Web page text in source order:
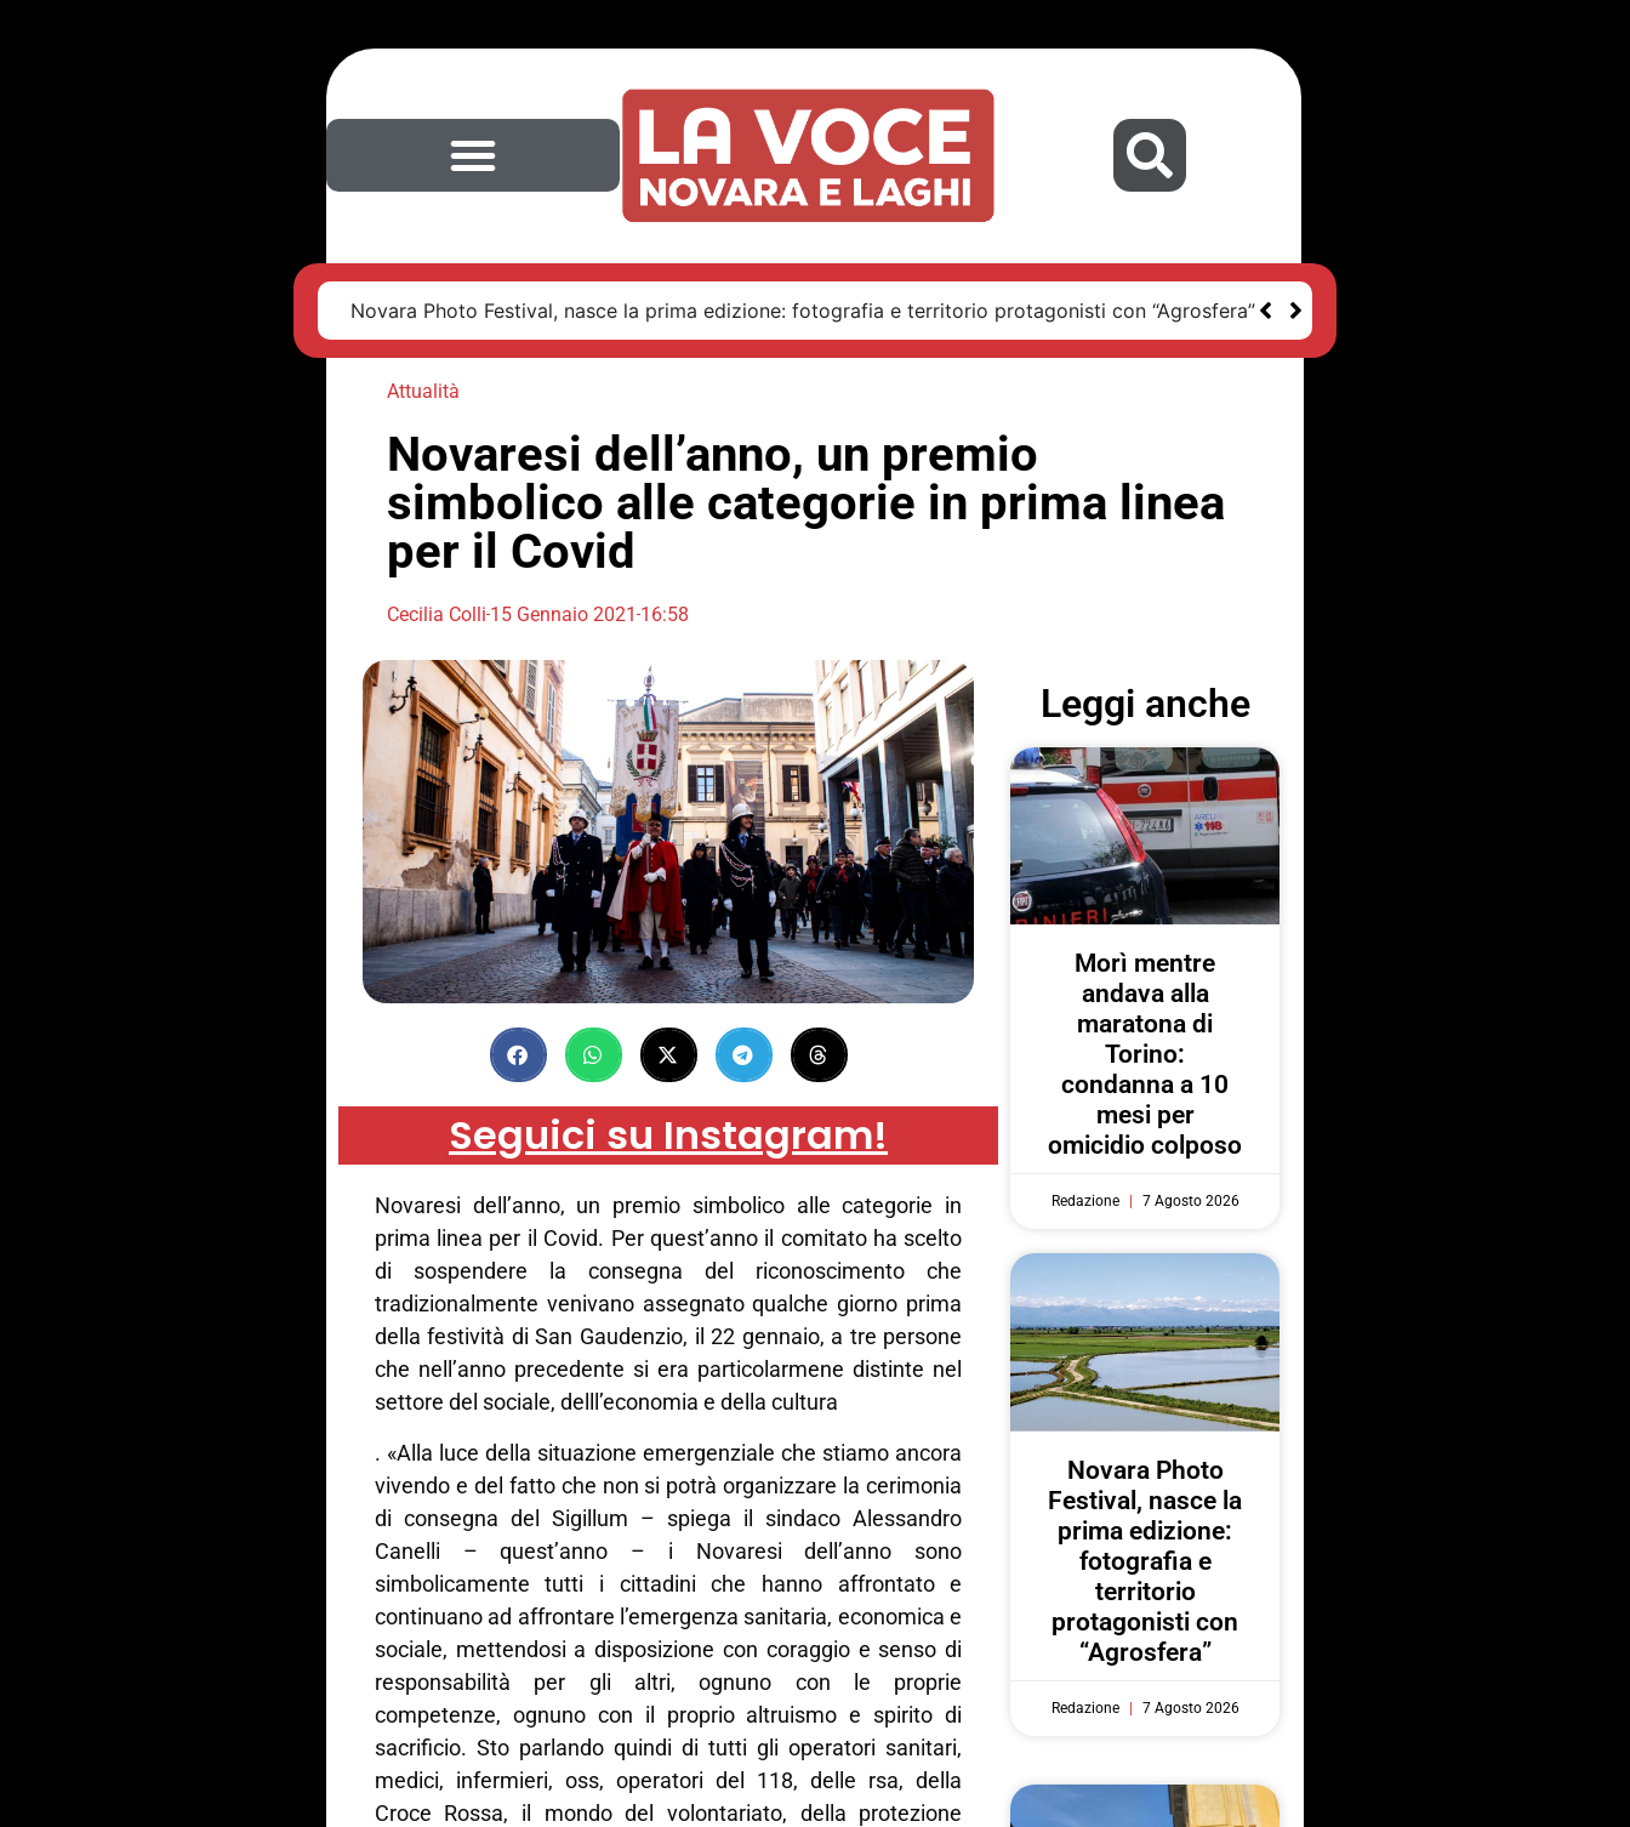
Novara Photo Festival, nasce la prima edizione: fotografia e territorio protagonisti con “Agrosfera”
Attualità
Novaresi dell’anno, un premio
simbolico alle categorie in prima linea
per il Covid
Cecilia Colli15 Gennaio 2021 16:58
Seguici su Instagram!
Novaresi dell’anno, un premio simbolico alle categorie in
prima linea per il Covid. Per quest’anno il comitato ha scelto
di sospendere la consegna del riconoscimento che
tradizionalmente venivano assegnato qualche giorno prima
della festività di San Gaudenzio, il 22 gennaio, a tre persone
che nell’anno precedente si era particolarmene distinte nel
settore del sociale, delll’economia e della cultura
. «Alla luce della situazione emergenziale che stiamo ancora
vivendo e del fatto che non si potrà organizzare la cerimonia
di consegna del Sigillum – spiega il sindaco Alessandro
Canelli – quest’anno – i Novaresi dell’anno sono
simbolicamente tutti i cittadini che hanno affrontato e
continuano ad affrontare l’emergenza sanitaria, economica e
sociale, mettendosi a disposizione con coraggio e senso di
responsabilità per gli altri, ognuno con le proprie
competenze, ognuno con il proprio altruismo e spirito di
sacrificio. Sto parlando quindi di tutti gli operatori sanitari,
medici, infermieri, oss, operatori del 118, delle rsa, della
Croce Rossa, il mondo del volontariato, della protezione
Leggi anche
Morì mentre
andava alla
maratona di
Torino:
condanna a 10
mesi per
omicidio colposo
Redazione 7 Agosto 2026
Novara Photo
Festival, nasce la
prima edizione:
fotografia e
territorio
protagonisti con
“Agrosfera”
Redazione 7 Agosto 2026